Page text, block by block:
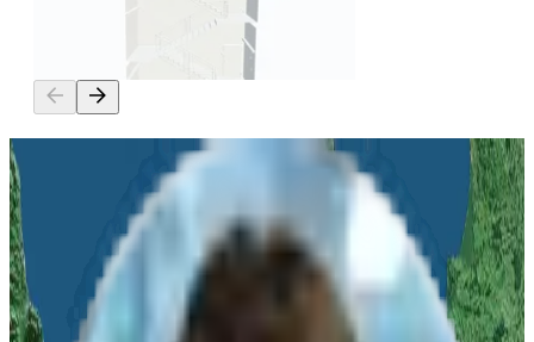
aus Artec Ray II, Leo und
Haben Sie Fragen?
Kontaktieren Sie uns für weitere Informationen zu diesem Thema.
Vor-Ort Termin oder
Online Demo
Anwendungsorientierte
Systemauswahl
Ihrpersönlicher Ansprechpartner
bei algona
Woran sind Sie interessiert?